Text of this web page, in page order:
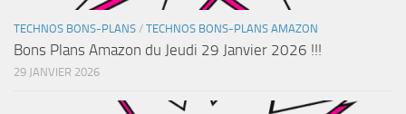
TECHNOS BONS-PLANS / TECHNOS BONS-PLANS AMAZON
Bons Plans Amazon du Jeudi 29 Janvier 2026 !!!
29 JANVIER 2026